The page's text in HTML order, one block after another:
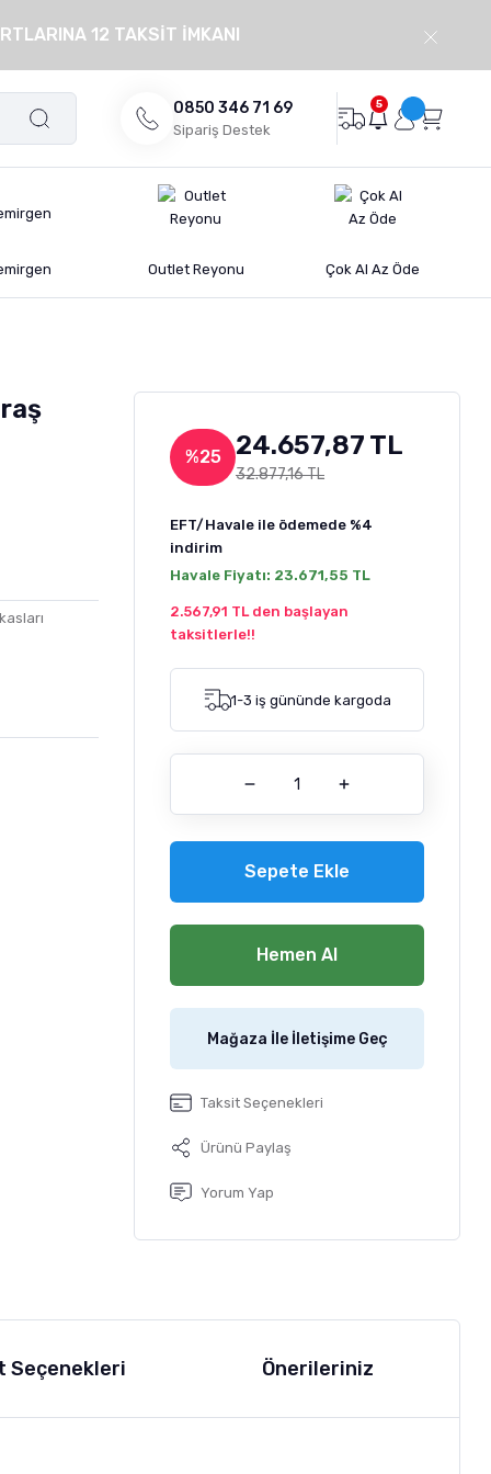
12 TAKSİT İMKANI
0850 346 71 69
Sipariş Destek
5
Outlet Reyonu Çok Al Az Öde
%25 24.657,87 TL
32.877,16 TL
EFT/Havale ile ödemede %4
indirim
Havale Fiyatı: 23.671,55 TL
2.567,91 TL den başlayan
taksitlerle!!
1-3 iş gününde kargoda
Sepete Ekle
Hemen Al
Mağaza İle İletişime Geç
Taksit Seçenekleri
Ürünü Paylaş
Yorum Yap
Seçenekleri Önerileriniz